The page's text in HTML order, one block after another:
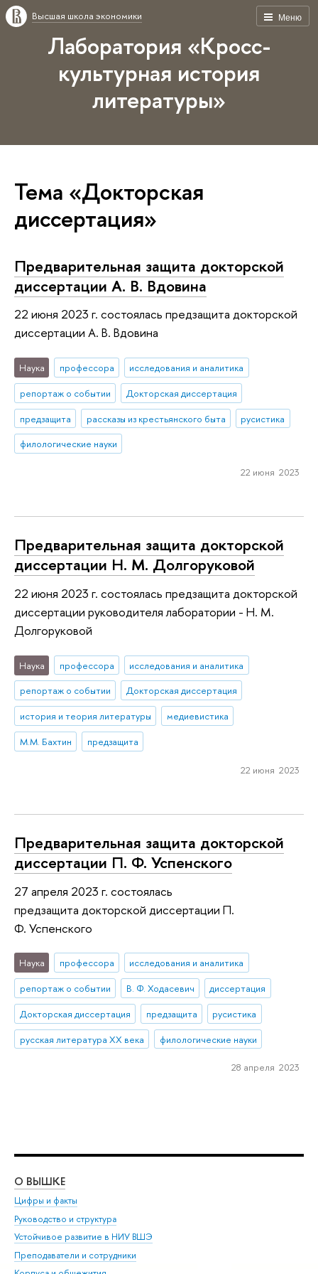
Меню
Высшая школа экономики
Лаборатория «Кросс-
культурная история
литературы»
Тема «Докторская
диссертация»
Предварительная защита докторской
диссертации А. В. Вдовина
22 июня 2023 г. состоялась предзащита докторской
диссертации А. В. Вдовина
Наука профессора
исследования и аналитика
репортаж о событии
Докторская диссертация
предзащита
рассказы из крестьянского быта
русистика
филологические науки
22 июня 2023
Предварительная защита докторской
диссертации Н. М. Долгоруковой
22 июня 2023 г. состоялась предзащита докторской
диссертации руководителя лаборатории - Н. М.
Долгоруковой
Наука профессора
исследования и аналитика
репортаж о событии
Докторская диссертация
история и теория литературы
медиевистика
М.М. Бахтин
предзащита
22 июня 2023
Предварительная защита докторской
диссертации П. Ф. Успенского
27 апреля 2023 г. состоялась
предзащита докторской диссертации П.
Ф. Успенского
Наука профессора
исследования и аналитика
репортаж о событии
В. Ф. Ходасевич
диссертация
Докторская диссертация
предзащита
русистика
русская литература ХХ века
филологические науки
28 апреля 2023
О ВЫШКЕ
Цифры и факты
Руководство и структура
Устойчивое развитие в НИУ ВШЭ
Преподаватели и сотрудники